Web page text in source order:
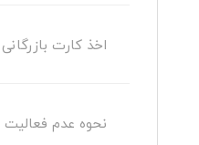
اخذ کارت
نحوه عدم